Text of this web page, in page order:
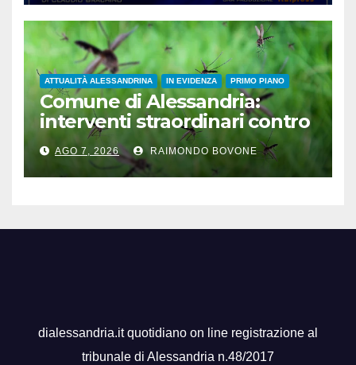
ATTUALITÀ ALESSANDRINA IN EVIDENZA PRIMO PIANO
Comune di Alessandria:
interventi straordinari contro
le zanzare
AGO 7, 2026 RAIMONDO BOVONE
dialessandria.it quotidiano on line registrazione al
tribunale di Alessandria n.48/2017